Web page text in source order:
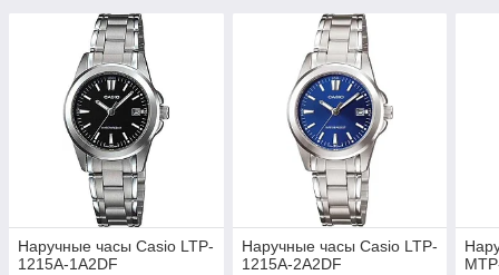
Наручные часы Casio LTP-
1215A-1A2DF
Наручные часы Casio LTP-
1215A-2A2DF